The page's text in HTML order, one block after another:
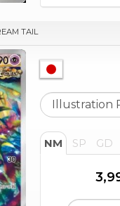
TAIL
NM SP GD